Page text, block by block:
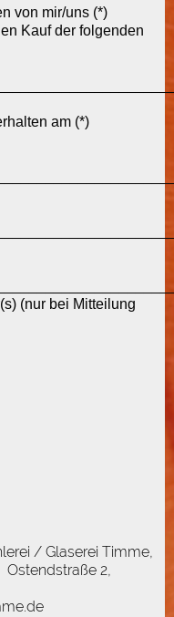
von mir/uns (*)
Kauf der folgenden
am (*)
(nur bei Mitteilung
/ Glaserei Timme,
Ostendstraße 2,